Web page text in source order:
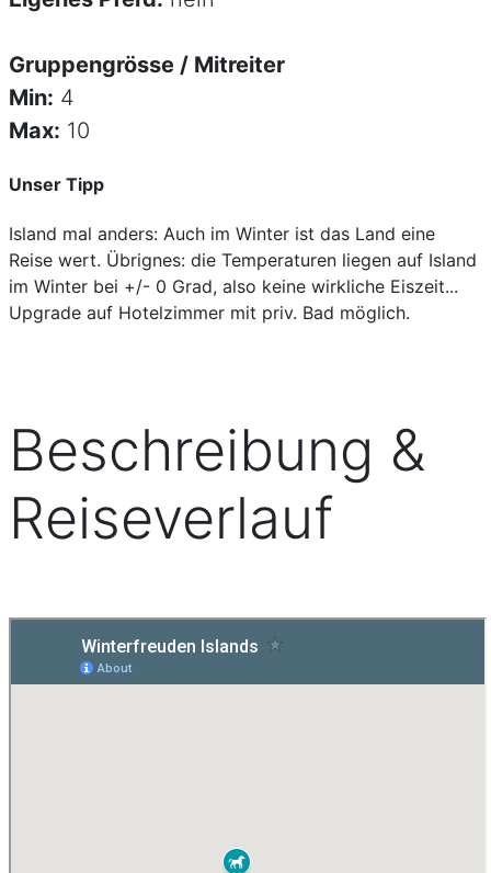
Gruppengrösse / Mitreiter
Min: 4
Max: 10
Unser Tipp
Island mal anders: Auch im Winter ist das Land eine
Reise wert. Übrignes: die Temperaturen liegen auf Island
im Winter bei +/- 0 Grad, also keine wirkliche Eiszeit...
Upgrade auf Hotelzimmer mit priv. Bad möglich.
Beschreibung &
Reiseverlauf